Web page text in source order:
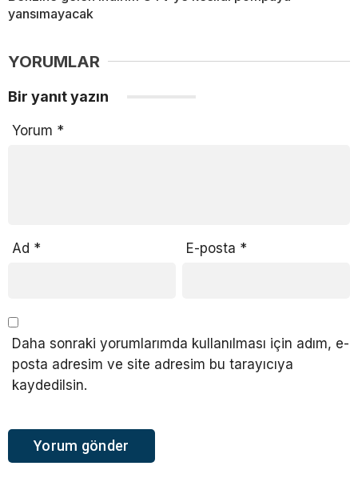
yansımayacak
YORUMLAR
Bir yanıt yazın
Yorum *
Ad * E-posta *
Daha sonraki yorumlarımda kullanılması için adım, e-
posta adresim ve site adresim bu tarayıcıya
kaydedilsin.